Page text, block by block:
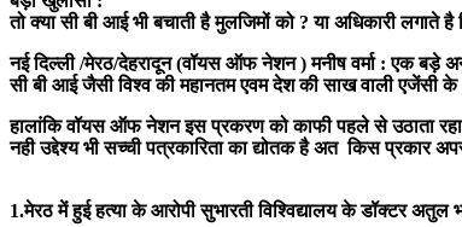
तो क्या सी बी आई भी बचाती है मुलजिमों को ? या अधिकारी लगाते
नई दिल्ली /मेरठ/देहरादून (वॉयस ऑफ नेशन ) मनीष वर्मा : एक
सी बी आई जैसी विश्व की महानतम एवम देश की साख वाली एजेंसी
हालांकि वॉयस ऑफ नेशन इस प्रकरण को काफी पहले से उठाता रहा
नही उद्देश्य भी सच्ची पत्रकारिता का द्योतक है अत किस
1.मेरठ में हुई हत्या के आरोपी सुभारती विश्विद्यालय के डॉक्टर